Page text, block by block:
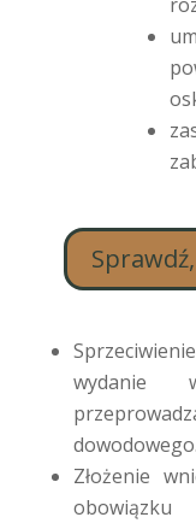
wydanie
dowodowego.
Złożenie